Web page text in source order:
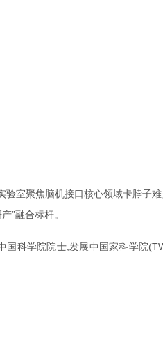
室聚焦脑机接口核心领域卡脖
”融合标杆。
科学院院士,发展中国家科学院